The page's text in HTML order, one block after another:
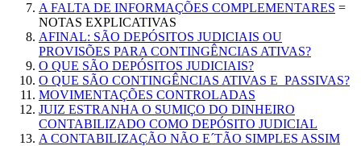
A FALTA DE INFORMAÇÕES COMPLEMENTARES =
NOTAS EXPLICATIVAS
AFINAL: SÃO DEPÓSITOS JUDICIAIS OU
PROVISÕES PARA CONTINGÊNCIAS ATIVAS?
O QUE SÃO DEPÓSITOS JUDICIAIS?
O QUE SÃO CONTINGÊNCIAS ATIVAS E PASSIVAS?
MOVIMENTAÇÕES CONTROLADAS
JUIZ ESTRANHA O SUMIÇO DO DINHEIRO
CONTABILIZADO COMO DEPÓSITO JUDICIAL
A CONTABILIZAÇÃO NÃO E´TÃO SIMPLES ASSIM